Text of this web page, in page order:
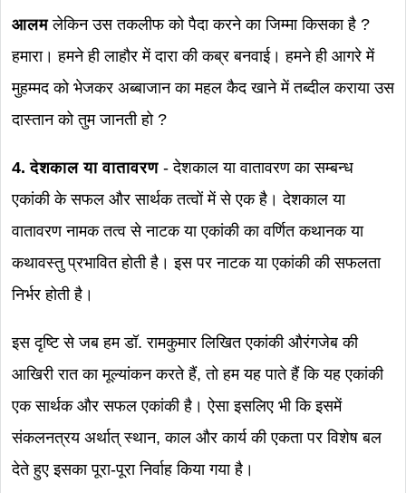
आलमलेकिन उस तकलीफ को पैदा करने का जिम्मा किसका है ?
हमारा। हमने ही लाहौर में दारा की कब्र बनवाई। हमने ही आगरे में
मुहम्मद को भेजकर अब्बाजान का महल कैद खाने में तब्दील कराया उस
दास्तान को तुम जानती हो ?
4. देशकाल या वातावरण - देशकाल या वातावरण का सम्बन्ध
एकांकी के सफल और सार्थक तत्वों में से एक है। देशकाल या
वातावरण नामक तत्व से नाटक या एकांकी का वर्णित कथानक या
कथावस्तु प्रभावित होती है। इस पर नाटक या एकांकी की सफलता
निर्भर होती है।
इस दृष्टि से जब हम डॉ. रामकुमार लिखित एकांकी औरंगजेब की
आखिरी रात का मूल्यांकन करते हैं, तो हम यह पाते हैं कि यह एकांकी
एक सार्थक और सफल एकांकी है। ऐसा इसलिए भी कि इसमें
संकलनत्रय अर्थात् स्थान, काल और कार्य की एकता पर विशेष बल
देते हुए इसका पूरा-पूरा निर्वाह किया गया है।